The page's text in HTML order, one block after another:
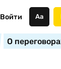
Войти Аа
О